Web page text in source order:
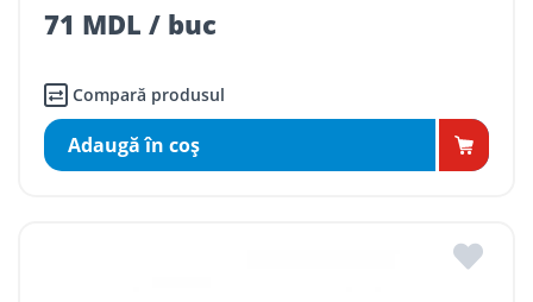
71 MDL / buc
Compară produsul
Adaugă în coş